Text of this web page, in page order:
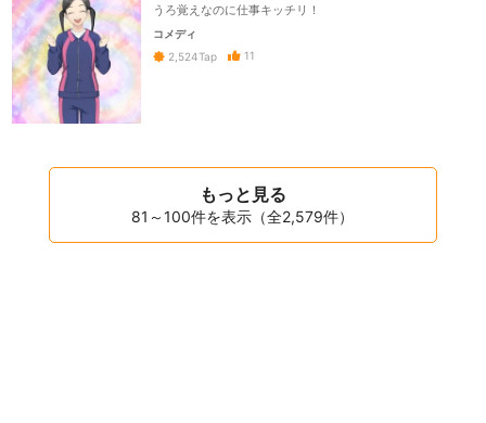
うろ覚えなのに仕事キッチリ！
コメディ
2,524Tap 11
もっと見る
81～100件を表示（全2,579件）